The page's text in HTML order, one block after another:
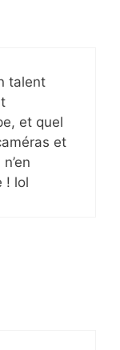
talent
et quel
et
! lol